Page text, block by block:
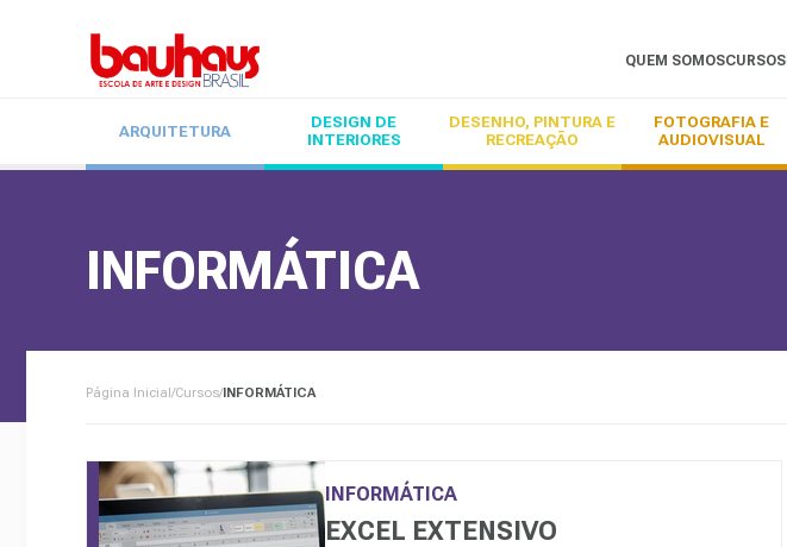
QUEM SOMOSCURSOS
ARQUITETURA
DESIGN DE
INTERIORES
DESENHO, PINTURA E
RECREAÇÃO
FOTOGRAFIA E
AUDIOVISUAL
INFORMÁTICA
Página Inicial/Cursos/INFORMÁTICA
INFORMÁTICA
EXCEL EXTENSIVO